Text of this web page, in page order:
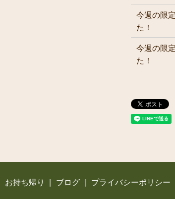
今週の限
た！
今週の限
た！
お持ち帰り ブログ プライバシーポリシー